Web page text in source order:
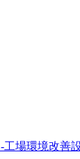
-工場環境改善